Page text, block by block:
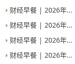
财经早餐 | 2026年...
财经早餐 | 2026年...
财经早餐 | 2026年...
财经早餐 | 2026年...